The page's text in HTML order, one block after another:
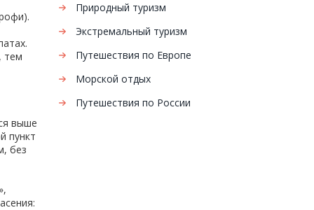
тем
выше
пункт
без
Природный туризм
Экстремальный туризм
Путешествия по Европе
Морской отдых
Путешествия по России